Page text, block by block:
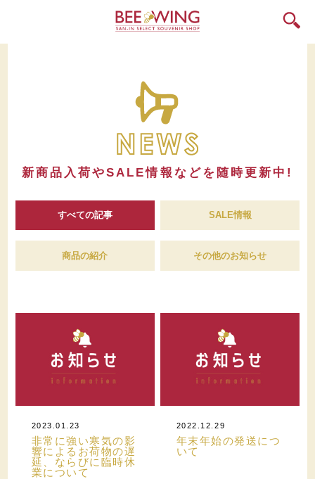
新商品入荷やSALE情報などを 随時更新中!
すべての記事 SALE情報
商品の紹介 その他のお知らせ
2023.01.23
非常に強い寒気の影
響によるお荷物の遅
延、ならびに臨時休
業について
2022.12.29
年末年始の発送につ
いて